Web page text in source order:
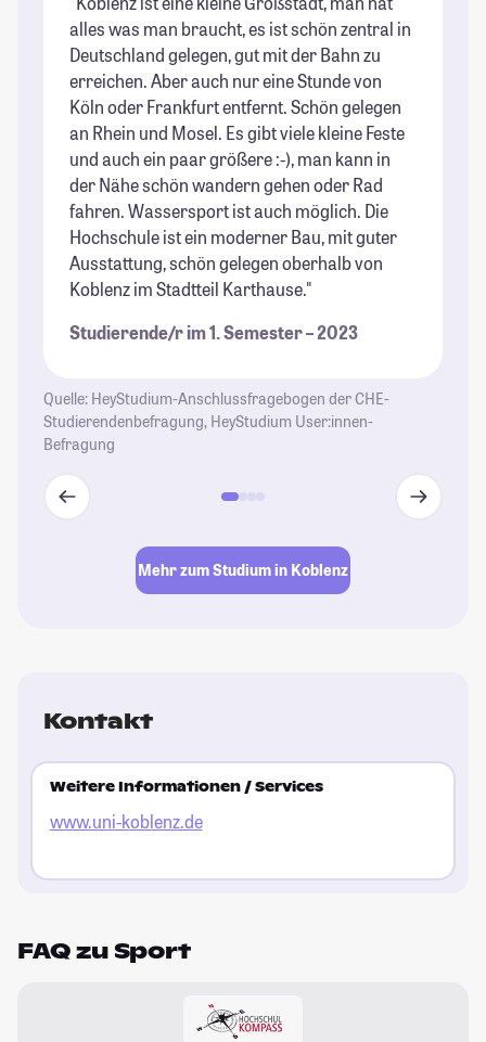
alles was man braucht, es ist schön zentral in
Deutschland gelegen, gut mit der Bahn zu
erreichen. Aber auch nur eine Stunde von
Köln oder Frankfurt entfernt. Schön gelegen
an Rhein und Mosel. Es gibt viele kleine Feste
und auch ein paar größere :-), man kann in
der Nähe schön wandern gehen oder Rad
fahren. Wassersport ist auch möglich. Die
Hochschule ist ein moderner Bau, mit guter
Ausstattung, schön gelegen oberhalb von
Koblenz im Stadtteil Karthause."
Studierende/r im 1. Semester – 2023
Quelle: HeyStudium-Anschlussfragebogen der CHE-
Studierendenbefragung, HeyStudium User:innen-
Befragung
Mehr zum Studium in Koblenz
Kontakt
Weitere Informationen / Services
www.uni-koblenz.de
FAQ zu Sport